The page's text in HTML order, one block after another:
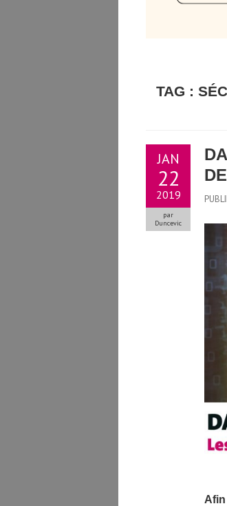
TAG :
JAN
22
2019
par
Duncevic